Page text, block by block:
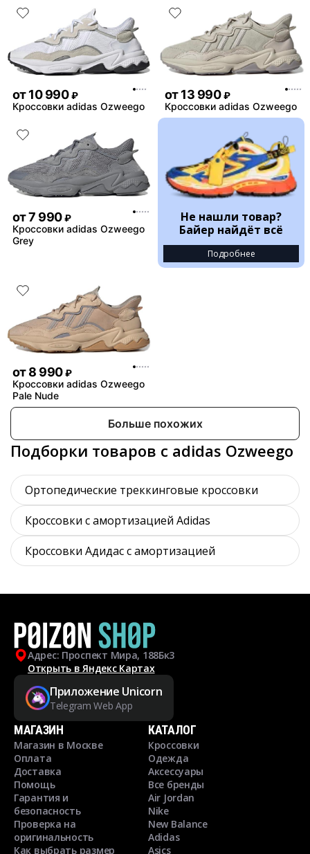
от10 990 ₽
Кроссовки adidas Ozweego
от13 990 ₽
Кроссовки adidas Ozweego
от7 990 ₽
Кроссовки adidas Ozweego
Grey
Не нашли товар?
Байер найдёт всё
Подробнее
от8 990 ₽
Кроссовки adidas Ozweego
Pale Nude
Больше похожих
Подборки товаров с adidas Ozweego
Ортопедические треккинговые кроссовки
Кроссовки с амортизацией Adidas
Кроссовки Адидас с амортизацией
Адрес: Проспект Мира, 188Бк3
Открыть в Яндекс Картах
Приложение Unicorn
Telegram Web App
МАГАЗИН
Магазин в Москве
Оплата
Доставка
Помощь
Гарантия и
безопасность
Проверка на
оригинальность
Как выбрать размер
КАТАЛОГ
Кроссовки
Одежда
Аксессуары
Все бренды
Air Jordan
Nike
New Balance
Adidas
Asics